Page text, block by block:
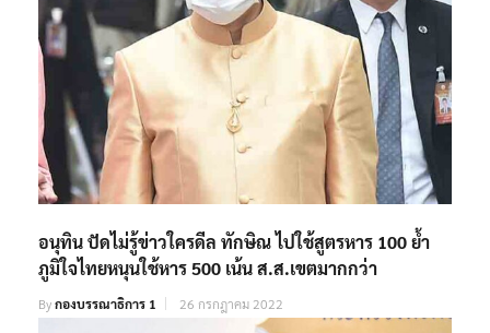
อนุทิน ปัดไม่รู้ข่าวใครดีล ทักษิณ ไปใช้สูตรหาร 100 ย้ำ
ภูมิใจไทยหนุนใช้หาร 500 เน้น ส.ส.เขตมากกว่า
Byกองบรรณาธิการ 1 26 กรกฎาคม 2022